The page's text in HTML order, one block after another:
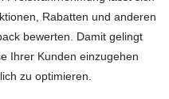
Rabatten und anderen
bewerten. Damit gelingt
Ihrer Kunden einzugehen
zu optimieren.